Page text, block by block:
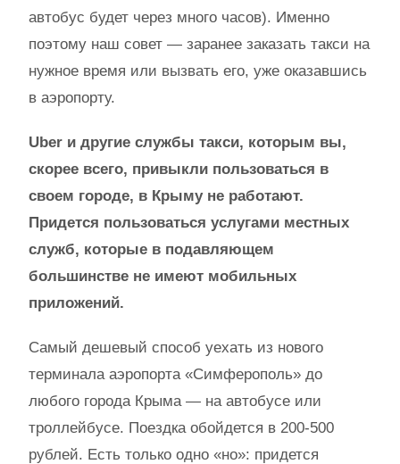
автобус будет через много часов). Именно
поэтому наш совет — заранее заказать такси на
нужное время или вызвать его, уже оказавшись
в аэропорту.
Uber и другие службы такси, которым вы,
скорее всего, привыкли пользоваться в
своем городе, в Крыму не работают.
Придется пользоваться услугами местных
служб, которые в подавляющем
большинстве не имеют мобильных
приложений.
Самый дешевый способ уехать из нового
терминала аэропорта «Симферополь» до
любого города Крыма — на автобусе или
троллейбусе. Поездка обойдется в 200-500
рублей. Есть только одно «но»: придется